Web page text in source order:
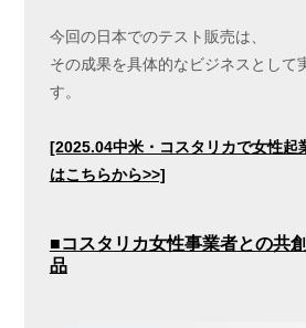
今回の日本でのテスト販売は、
その成果を具体的なビジネスとして
す。
[2025.04中米・コスタリカで女性起
はこちらから>>]
■コスタリカ女性事業者との共
品